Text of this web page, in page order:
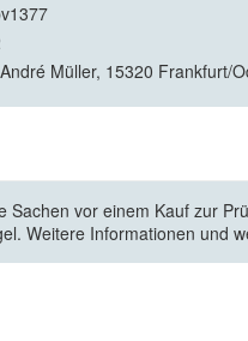
Müller, 15320 Frankfurt/
Sachen vor einem Kauf zur
Weitere Informationen und